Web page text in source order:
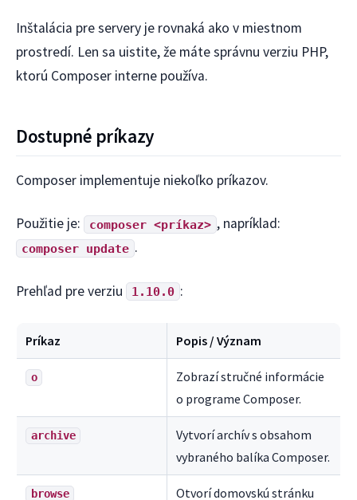
Inštalácia pre servery je rovnaká ako v miestnom
prostredí. Len sa uistite, že máte správnu verziu PHP,
ktorú Composer interne používa.
Dostupné príkazy
Composer implementuje niekoľko príkazov.
Použitie je: composer <príkaz> , napríklad:
composer update .
Prehľad pre verziu 1.10.0 :
Príkaz Popis / Význam
o
Zobrazí stručné informácie
o programe Composer.
archive
Vytvorí archív s obsahom
vybraného balíka Composer.
browse
Otvorí domovskú stránku